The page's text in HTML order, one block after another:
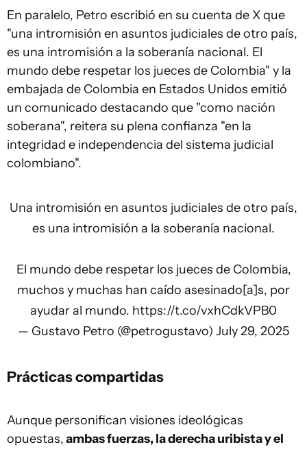
En paralelo, Petro escribió en su cuenta de X que
"una intromisión en asuntos judiciales de otro país,
es una intromisión a la soberanía nacional. El
mundo debe respetar los jueces de Colombia" y la
embajada de Colombia en Estados Unidos emitió
un comunicado destacando que "como nación
soberana", reitera su plena confianza "en la
integridad e independencia del sistema judicial
colombiano".
Una intromisión en asuntos judiciales de otro país,
es una intromisión a la soberanía nacional.
El mundo debe respetar los jueces de Colombia,
muchos y muchas han caído asesinado[a]s, por
ayudar al mundo. https://t.co/vxhCdkVPB0
— Gustavo Petro (@petrogustavo) July 29, 2025
Prácticas compartidas
Aunque personifican visiones ideológicas
opuestas,ambas fuerzas, la derecha uribista y el